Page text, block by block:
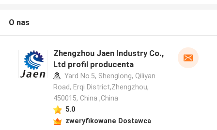
O nas
Zhengzhou Jaen Industry Co.,
Ltd profil producenta
Yard No.5, Shenglong, Qiliyan
Road, Erqi District,Zhengzhou,
450015, China ,China
5.0
zweryfikowane Dostawca